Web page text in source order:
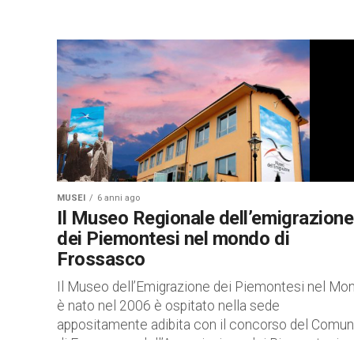
MUSEI 6 anni ago
Il Museo Regionale dell’emigrazione
dei Piemontesi nel mondo di
Frossasco
Il Museo dell’Emigrazione dei Piemontesi nel
è nato nel 2006 è ospitato nella sede
appositamente adibita con il concorso del
di Frossasco, dell’Associazione dei Piemontesi...